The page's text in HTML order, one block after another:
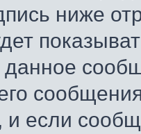
ниже
данное
и если